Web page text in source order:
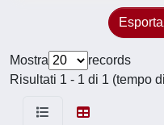
Mostra
records
Risultati 1 - 1 di 1 (tempo